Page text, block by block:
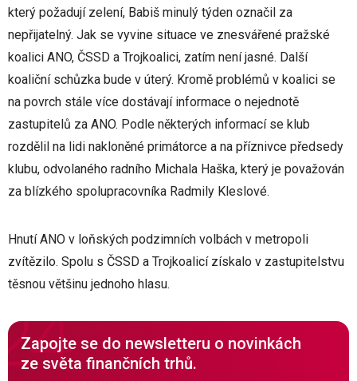
který požadují zelení, Babiš minulý týden označil za
nepřijatelný. Jak se vyvine situace ve znesvářené pražské
koalici ANO, ČSSD a Trojkoalici, zatím není jasné. Další
koaliční schůzka bude v úterý. Kromě problémů v koalici se
na povrch stále více dostávají informace o nejednotě
zastupitelů za ANO. Podle některých informací se klub
rozdělil na lidi nakloněné primátorce a na příznivce předsedy
klubu, odvolaného radního Michala Haška, který je považován
za blízkého spolupracovníka Radmily Kleslové.
Hnutí ANO v loňských podzimních volbách v metropoli
zvítězilo. Spolu s ČSSD a Trojkoalicí získalo v zastupitelstvu
těsnou většinu jednoho hlasu.
Zapojte se do newsletteru o novinkách
ze světa finančních trhů.